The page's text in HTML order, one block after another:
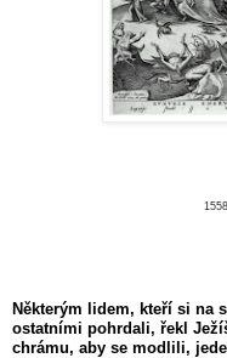
Některým lidem, kteří si na
ostatními pohrdali, řekl
chrámu, aby se modlili,